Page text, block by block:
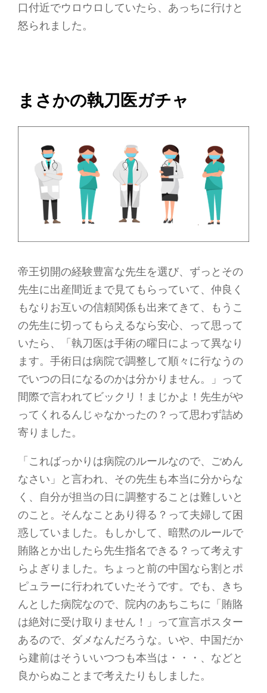
口付近でウロウロしていたら、あっちに行けと
怒られました。
まさかの執刀医ガチャ
帝王切開の経験豊富な先生を選び、ずっとその
先生に出産間近まで見てもらっていて、仲良く
もなりお互いの信頼関係も出来てきて、もうこ
の先生に切ってもらえるなら安心、って思って
いたら、「執刀医は手術の曜日によって異なり
ます。手術日は病院で調整して順々に行なうの
でいつの日になるのかは分かりません。」って
間際で言われてビックリ！まじかよ！先生がや
ってくれるんじゃなかったの？って思わず詰め
寄りました。
「こればっかりは病院のルールなので、ごめん
なさい」と言われ、その先生も本当に分からな
く、自分が担当の日に調整することは難しいと
のこと。そんなことあり得る？って夫婦して困
惑していました。もしかして、暗黙のルールで
賄賂とか出したら先生指名できる？って考えす
らよぎりました。ちょっと前の中国なら割とポ
ピュラーに行われていたそうです。でも、きち
んとした病院なので、院内のあちこちに「賄賂
は絶対に受け取りません！」って宣言ポスター
あるので、ダメなんだろうな。いや、中国だか
ら建前はそういいつつも本当は・・・、などと
良からぬことまで考えたりもしました。